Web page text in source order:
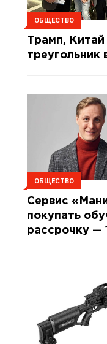
ОБЩЕСТВО
Трамп,
треугольник
ОБЩЕСТВО
Сервис
покупать
рассрочку —